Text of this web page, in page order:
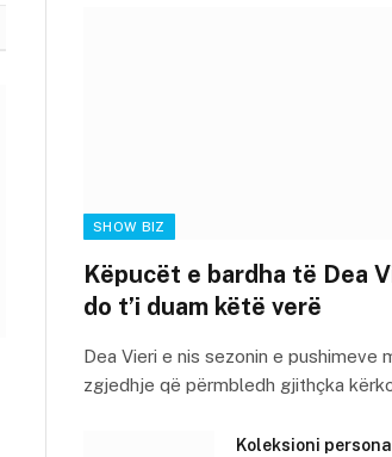
SHOW BIZ
Këpucët e bardha të Dea
do t’i duam këtë verë
Dea Vieri e nis sezonin e pushimeve
zgjedhje që përmbledh gjithçka
Koleksioni